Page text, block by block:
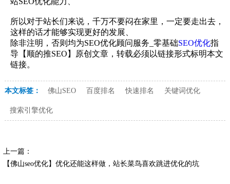
所以对于站长们来说，千万不要闷在家里，一定要走出去，
这样的话才能够实现更好的发展、
除非注明，否则均为SEO优化顾问服务_零基础SEO优化指
导【顺的推SEO】原创文章，转载必须以链接形式标明本文
链接。
本文标签： 佛山SEO 百度排名 快速排名 关键词优化
搜索引擎优化
上一篇：
【佛山seo优化】优化还能这样做，站长菜鸟喜欢跳进优化的坑